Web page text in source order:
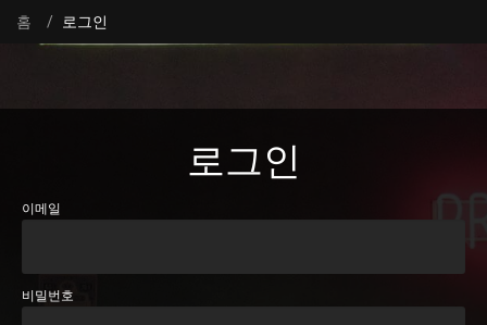
홈 로그인
로그인
이메일
비밀번호